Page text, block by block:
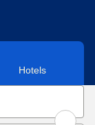
Hotels